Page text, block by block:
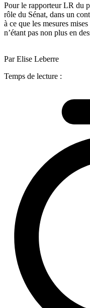
Pour le rapporteur LR du
rôle du Sénat, dans un
à ce que les mesures
n’étant pas non plus en
Par Elise Leberre
Temps de lecture :